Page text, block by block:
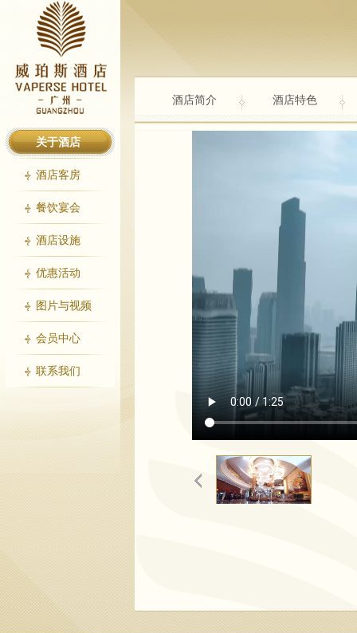
关于酒店
酒店客房
餐饮宴会
酒店设施
优惠活动
图片与视频
会员中心
联系我们
酒店简介 酒店特色